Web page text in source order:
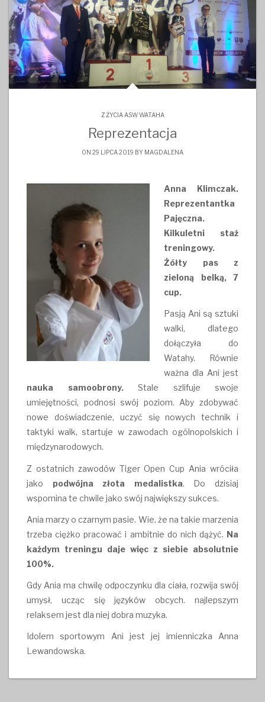
Z ŻYCIA ASW WATAHA
Reprezentacja
ON 29 LIPCA 2019 BY MAGDALENA
Anna Klimczak.
Reprezentantka
Pajęczna.
Kilkuletni staż
treningowy.
Żółty pas z
zieloną belką, 7
cup.
Pasją Ani są sztuki
walki, dlatego
dołączyła do
Watahy. Równie
ważna dla Ani jest
nauka samoobrony.Stale szlifuje swoje
umiejętności, podnosi swój poziom. Aby zdobywać
nowe doświadczenie, uczyć się nowych technik i
taktyki walk, startuje w zawodach ogólnopolskich i
międzynarodowych.
Z ostatnich zawodów Tiger Open Cup Ania wróciła
jako podwójna złota medalistka. Do dzisiaj
wspomina te chwile jako swój największy sukces.
Ania marzy o czarnym pasie. Wie, że na takie marzenia
trzeba ciężko pracować i ambitnie do nich dążyć. Na
każdym treningu daje więc z siebie absolutnie
100%.
Gdy Ania ma chwilę odpoczynku dla ciała, rozwija swój
umysł, ucząc się języków obcych. najlepszym
relaksem jest dla niej dobra muzyka.
Idolem sportowym Ani jest jej imienniczka Anna
Lewandowska.